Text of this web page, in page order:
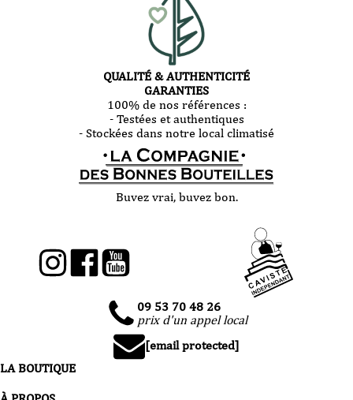
QUALITÉ & AUTHENTICITÉ
GARANTIES
100% de nos références :
- Testées et authentiques
- Stockées dans notre local climatisé
Buvez vrai, buvez bon.
09 53 70 48 26
prix d'un appel local
[email protected]
LA BOUTIQUE